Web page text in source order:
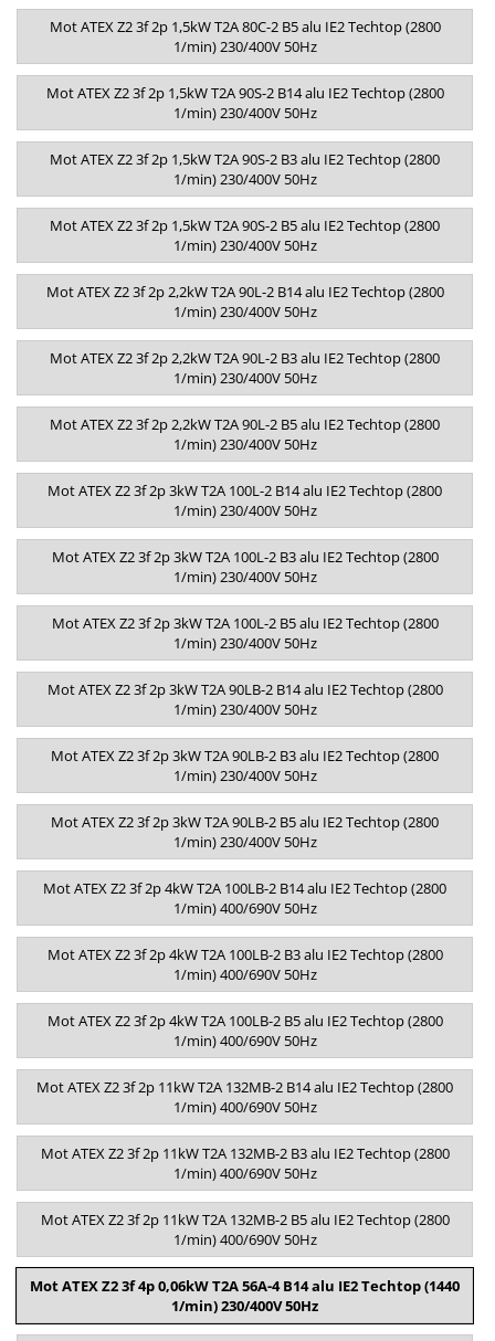
Mot ATEX Z2 3f 2p 1,5kW T2A 80C-2 B5 alu IE2 Techtop (2800
1/min) 230/400V 50Hz
Mot ATEX Z2 3f 2p 1,5kW T2A 90S-2 B14 alu IE2 Techtop (2800
1/min) 230/400V 50Hz
Mot ATEX Z2 3f 2p 1,5kW T2A 90S-2 B3 alu IE2 Techtop (2800
1/min) 230/400V 50Hz
Mot ATEX Z2 3f 2p 1,5kW T2A 90S-2 B5 alu IE2 Techtop (2800
1/min) 230/400V 50Hz
Mot ATEX Z2 3f 2p 2,2kW T2A 90L-2 B14 alu IE2 Techtop (2800
1/min) 230/400V 50Hz
Mot ATEX Z2 3f 2p 2,2kW T2A 90L-2 B3 alu IE2 Techtop (2800
1/min) 230/400V 50Hz
Mot ATEX Z2 3f 2p 2,2kW T2A 90L-2 B5 alu IE2 Techtop (2800
1/min) 230/400V 50Hz
Mot ATEX Z2 3f 2p 3kW T2A 100L-2 B14 alu IE2 Techtop (2800
1/min) 230/400V 50Hz
Mot ATEX Z2 3f 2p 3kW T2A 100L-2 B3 alu IE2 Techtop (2800
1/min) 230/400V 50Hz
Mot ATEX Z2 3f 2p 3kW T2A 100L-2 B5 alu IE2 Techtop (2800
1/min) 230/400V 50Hz
Mot ATEX Z2 3f 2p 3kW T2A 90LB-2 B14 alu IE2 Techtop (2800
1/min) 230/400V 50Hz
Mot ATEX Z2 3f 2p 3kW T2A 90LB-2 B3 alu IE2 Techtop (2800
1/min) 230/400V 50Hz
Mot ATEX Z2 3f 2p 3kW T2A 90LB-2 B5 alu IE2 Techtop (2800
1/min) 230/400V 50Hz
Mot ATEX Z2 3f 2p 4kW T2A 100LB-2 B14 alu IE2 Techtop (2800
1/min) 400/690V 50Hz
Mot ATEX Z2 3f 2p 4kW T2A 100LB-2 B3 alu IE2 Techtop (2800
1/min) 400/690V 50Hz
Mot ATEX Z2 3f 2p 4kW T2A 100LB-2 B5 alu IE2 Techtop (2800
1/min) 400/690V 50Hz
Mot ATEX Z2 3f 2p 11kW T2A 132MB-2 B14 alu IE2 Techtop (2800
1/min) 400/690V 50Hz
Mot ATEX Z2 3f 2p 11kW T2A 132MB-2 B3 alu IE2 Techtop (2800
1/min) 400/690V 50Hz
Mot ATEX Z2 3f 2p 11kW T2A 132MB-2 B5 alu IE2 Techtop (2800
1/min) 400/690V 50Hz
Mot ATEX Z2 3f 4p 0,06kW T2A 56A-4 B14 alu IE2 Techtop (1440
1/min) 230/400V 50Hz